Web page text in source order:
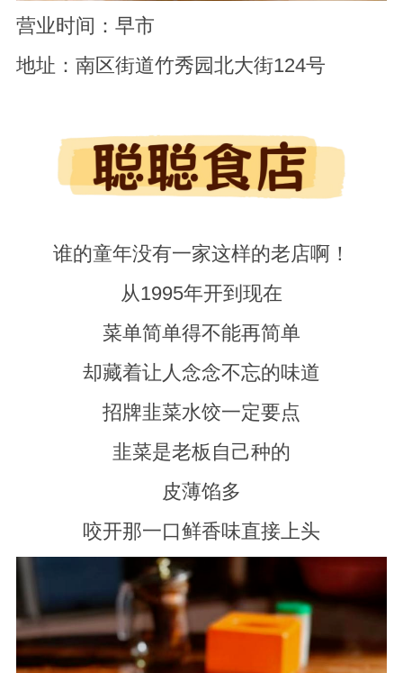
营业时间：早市
地址：南区街道竹秀园北大街124号
谁的童年没有一家这样的老店啊！
从1995年开到现在
菜单简单得不能再简单
却藏着让人念念不忘的味道
招牌韭菜水饺一定要点
韭菜是老板自己种的
皮薄馅多
咬开那一口鲜香味直接上头